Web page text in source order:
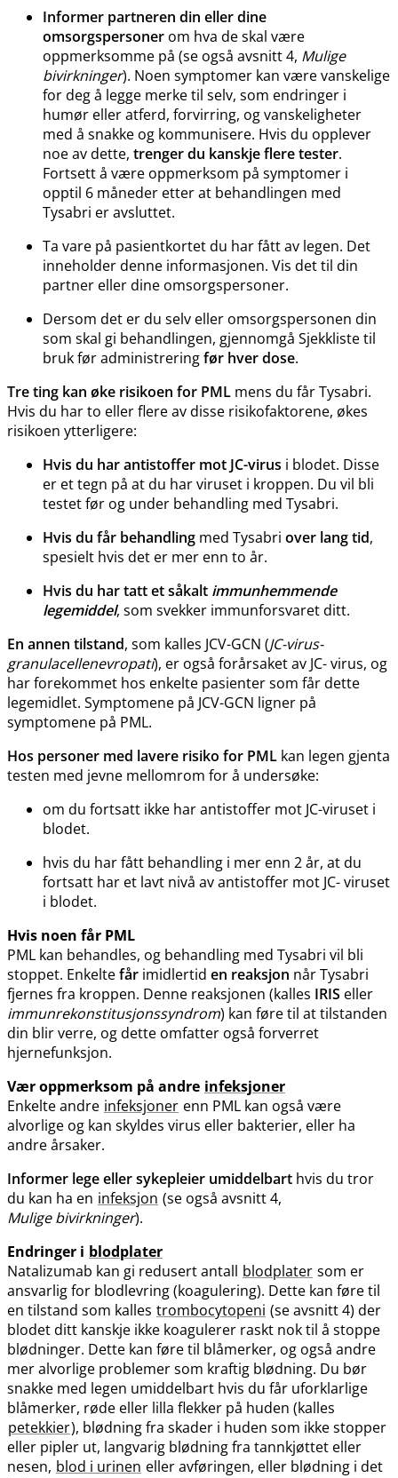
Informer partneren din eller dine
omsorgspersoner om hva de skal være
oppmerksomme på (se også avsnitt 4, Mulige
bivirkninger). Noen symptomer kan være vanskelige
for deg å legge merke til selv, som endringer i
humør eller atferd, forvirring, og vanskeligheter
med å snakke og kommunisere. Hvis du opplever
noe av dette, trenger du kanskje flere tester.
Fortsett å være oppmerksom på symptomer i
opptil 6 måneder etter at behandlingen med
Tysabri er avsluttet.
Ta vare på pasientkortet du har fått av legen. Det
inneholder denne informasjonen. Vis det til din
partner eller dine omsorgspersoner.
Dersom det er du selv eller omsorgspersonen din
som skal gi behandlingen, gjennomgå Sjekkliste til
bruk før administreringfør hver dose.
Tre ting kan øke risikoen for PML mens du får Tysabri.
Hvis du har to eller flere av disse risikofaktorene, økes
risikoen ytterligere:
Hvis du har antistoffer mot JC-virus i blodet. Disse
er et tegn på at du har viruset i kroppen. Du vil bli
testet før og under behandling med Tysabri.
Hvis du får behandling med Tysabri over lang tid,
spesielt hvis det er mer enn to år.
Hvis du har tatt et såkalt immunhemmende
legemiddel, som svekker immunforsvaret ditt.
En annen tilstand, som kalles JCV-GCN (JC-virus-
granulacellenevropati), er også forårsaket av JC- virus, og
har forekommet hos enkelte pasienter som får dette
legemidlet. Symptomene på JCV-GCN ligner på
symptomene på PML.
Hos personer med lavere risiko for PML kan legen gjenta
testen med jevne mellomrom for å undersøke:
om du fortsatt ikke har antistoffer mot JC-viruset i
blodet.
hvis du har fått behandling i mer enn 2 år, at du
fortsatt har et lavt nivå av antistoffer mot JC- viruset
i blodet.
Hvis noen får PML
PML kan behandles, og behandling med Tysabri vil bli
stoppet. Enkeltefår imidlertid en reaksjon når Tysabri
fjernes fra kroppen. Denne reaksjonen (kalles IRIS eller
immunrekonstitusjonssyndrom) kan føre til at tilstanden
din blir verre, og dette omfatter også forverret
hjernefunksjon.
Vær oppmerksom på andre infeksjoner
Enkelte andre infeksjoner enn PML kan også være
alvorlige og kan skyldes virus eller bakterier, eller ha
andre årsaker.
Informer lege eller sykepleier umiddelbart hvis du tror
du kan ha en infeksjon (se også avsnitt 4,
Mulige bivirkninger).
Endringer i blodplater
Natalizumab kan gi redusert antall blodplater som er
ansvarlig for blodlevring (koagulering). Dette kan føre til
en tilstand som kalles trombocytopeni (se avsnitt 4) der
blodet ditt kanskje ikke koagulerer raskt nok til å stoppe
blødninger. Dette kan føre til blåmerker, og også andre
mer alvorlige problemer som kraftig blødning. Du bør
snakke med legen umiddelbart hvis du får uforklarlige
blåmerker, røde eller lilla flekker på huden (kalles
petekkier), blødning fra skader i huden som ikke stopper
eller pipler ut, langvarig blødning fra tannkjøttet eller
nesen, blod i urinen eller avføringen, eller blødning i det